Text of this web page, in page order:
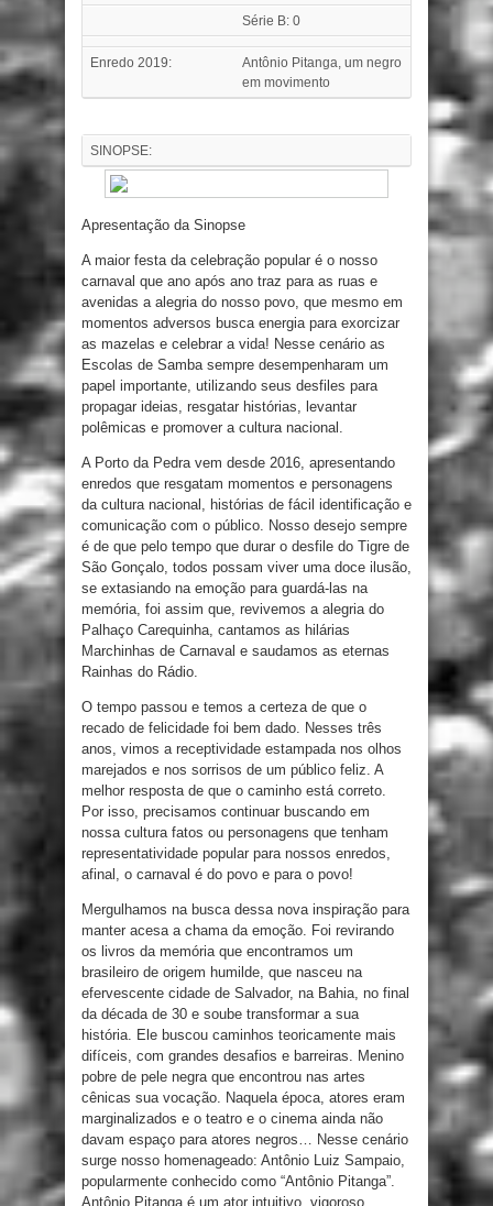
Série B: 0
Enredo 2019:
Antônio Pitanga, um negro
em movimento
SINOPSE:
Apresentação da Sinopse
A maior festa da celebração popular é o nosso
carnaval que ano após ano traz para as ruas e
avenidas a alegria do nosso povo, que mesmo em
momentos adversos busca energia para exorcizar
as mazelas e celebrar a vida! Nesse cenário as
Escolas de Samba sempre desempenharam um
papel importante, utilizando seus desfiles para
propagar ideias, resgatar histórias, levantar
polêmicas e promover a cultura nacional.
A Porto da Pedra vem desde 2016, apresentando
enredos que resgatam momentos e personagens
da cultura nacional, histórias de fácil identificação e
comunicação com o público. Nosso desejo sempre
é de que pelo tempo que durar o desfile do Tigre de
São Gonçalo, todos possam viver uma doce ilusão,
se extasiando na emoção para guardá-las na
memória, foi assim que, revivemos a alegria do
Palhaço Carequinha, cantamos as hilárias
Marchinhas de Carnaval e saudamos as eternas
Rainhas do Rádio.
O tempo passou e temos a certeza de que o
recado de felicidade foi bem dado. Nesses três
anos, vimos a receptividade estampada nos olhos
marejados e nos sorrisos de um público feliz. A
melhor resposta de que o caminho está correto.
Por isso, precisamos continuar buscando em
nossa cultura fatos ou personagens que tenham
representatividade popular para nossos enredos,
afinal, o carnaval é do povo e para o povo!
Mergulhamos na busca dessa nova inspiração para
manter acesa a chama da emoção. Foi revirando
os livros da memória que encontramos um
brasileiro de origem humilde, que nasceu na
efervescente cidade de Salvador, na Bahia, no final
da década de 30 e soube transformar a sua
história. Ele buscou caminhos teoricamente mais
difíceis, com grandes desafios e barreiras. Menino
pobre de pele negra que encontrou nas artes
cênicas sua vocação. Naquela época, atores eram
marginalizados e o teatro e o cinema ainda não
davam espaço para atores negros… Nesse cenário
surge nosso homenageado: Antônio Luiz Sampaio,
popularmente conhecido como “Antônio Pitanga”.
Antônio Pitanga é um ator intuitivo, vigoroso,